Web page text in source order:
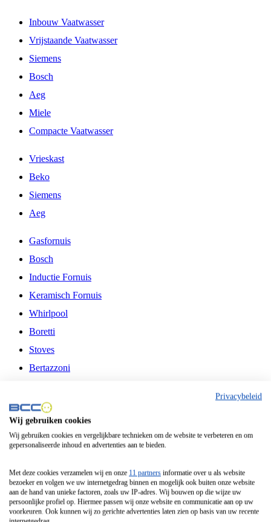
Inbouw Vaatwasser
Vrijstaande Vaatwasser
Siemens
Bosch
Aeg
Miele
Compacte Vaatwasser
Vrieskast
Beko
Siemens
Aeg
Gasfornuis
Bosch
Inductie Fornuis
Keramisch Fornuis
Whirlpool
Boretti
Stoves
Bertazzoni
Fitelli
Airfryer
Frituurpan
Contactgrill
Broodbakmachine
Broodrooster
Privacybeleid
Wij gebruiken cookies
Wij gebruiken cookies en vergelijkbare technieken om de website te verbeteren en om
gepersonaliseerde inhoud en advertenties aan te bieden.
Met deze cookies verzamelen wij en onze 11 partners informatie over u als website
bezoeker en volgen we uw internetgedrag binnen en mogelijk ook buiten onze website
aan de hand van unieke factoren, zoals uw IP-adres. Wij bouwen op die wijze uw
persoonlijke profiel op. Hiermee passen wij onze website en communicatie aan op uw
voorkeuren. Ook kunnen wij zo gerichte advertenties laten zien op basis van uw recente